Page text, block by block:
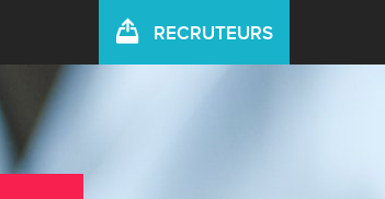
RECRUTEURS